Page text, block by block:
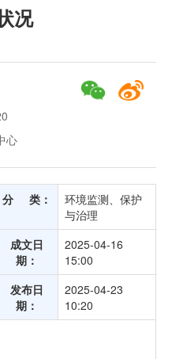
况
心
分 类：
环境监测、保护
与治理
成文日
期：
2025-04-16
15:00
发布日
期：
2025-04-23
10:20